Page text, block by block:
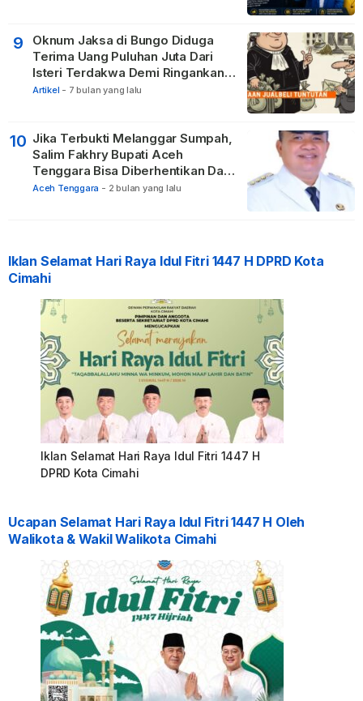
9
Oknum Jaksa di Bungo Diduga
Terima Uang Puluhan Juta Dari
Isteri Terdakwa Demi Ringankan
Hukuman
Artikel - 7 bulan yang lalu
10 Jika Terbukti Melanggar Sumpah,
Salim Fakhry Bupati Aceh
Tenggara Bisa Diberhentikan Dari
Jabatannya
Aceh Tenggara - 2 bulan yang lalu
Iklan Selamat Hari Raya Idul Fitri 1447 H DPRD Kota
Cimahi
Iklan Selamat Hari Raya Idul Fitri 1447 H
DPRD Kota Cimahi
Ucapan Selamat Hari Raya Idul Fitri 1447 H Oleh
Walikota & Wakil Walikota Cimahi